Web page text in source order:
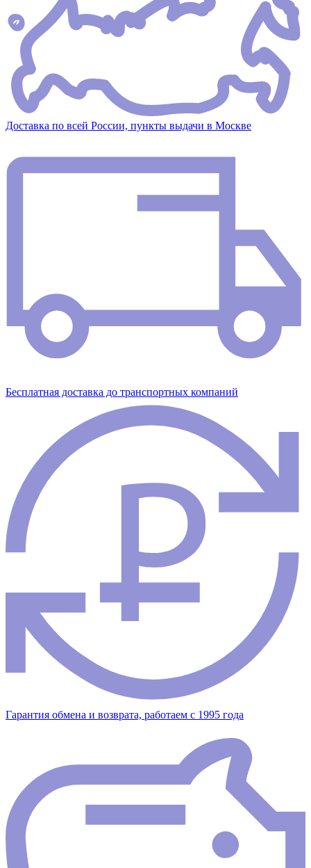
Доставка по всей России, пункты выдачи в Москве
Бесплатная доставка до транспортных компаний
Гарантия обмена и возврата, работаем с 1995 года